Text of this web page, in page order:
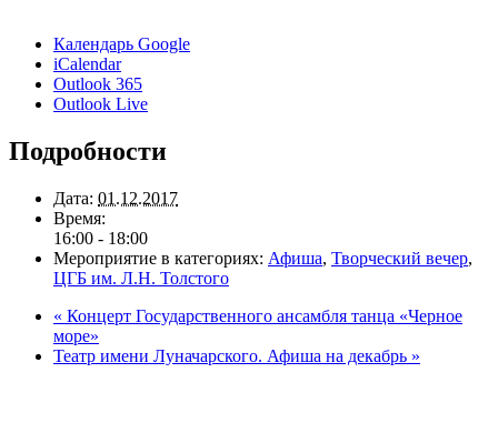
Календарь Google
iCalendar
Outlook 365
Outlook Live
Подробности
Дата: 01.12.2017
Время:
16:00 - 18:00
Мероприятие в категориях: Афиша, Творческий вечер,
ЦГБ им. Л.Н. Толстого
« Концерт Государственного ансамбля танца «Черное
море»
Театр имени Луначарского. Афиша на декабрь »